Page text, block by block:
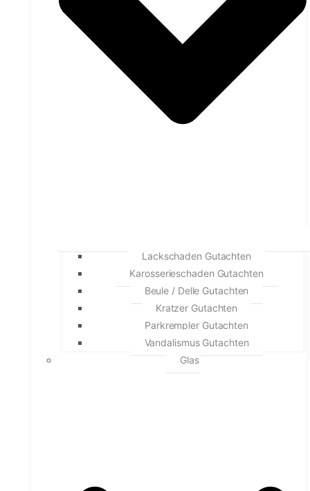
Lackschaden Gutachten
Karosserieschaden Gutachten
Beule / Delle Gutachten
Kratzer Gutachten
Parkrempler Gutachten
Vandalismus Gutachten
Glas